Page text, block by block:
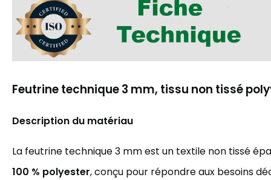
Feutrine technique 3 mm, tissu non tissé
Description du matériau
La feutrine technique 3 mm est un textile non tissé
100 % polyester, conçu pour répondre aux besoins